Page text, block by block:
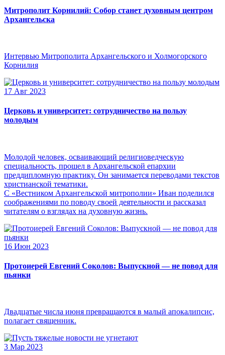
Митрополит Корнилий: Собор станет духовным центром
Архангельска
Интервью Митрополита Архангельского и Холмогорского
Корнилия
17 Авг 2023
Церковь и университет: сотрудничество на пользу
молодым
Молодой человек, осваивающий религиоведческую
специальность, прошел в Архангельской епархии
преддипломную практику. Он занимается переводами текстов
христианской тематики.
С «Вестником Архангельской митрополии» Иван поделился
соображениями по поводу своей деятельности и рассказал
читателям о взглядах на духовную жизнь.
16 Июн 2023
Протоиерей Евгений Соколов: Выпускной — не повод для
пьянки
Двадцатые числа июня превращаются в малый апокалипсис,
полагает священник.
3 Мар 2023